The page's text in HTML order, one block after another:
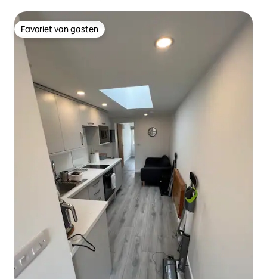
Favoriet van gasten
Favoriet van gasten